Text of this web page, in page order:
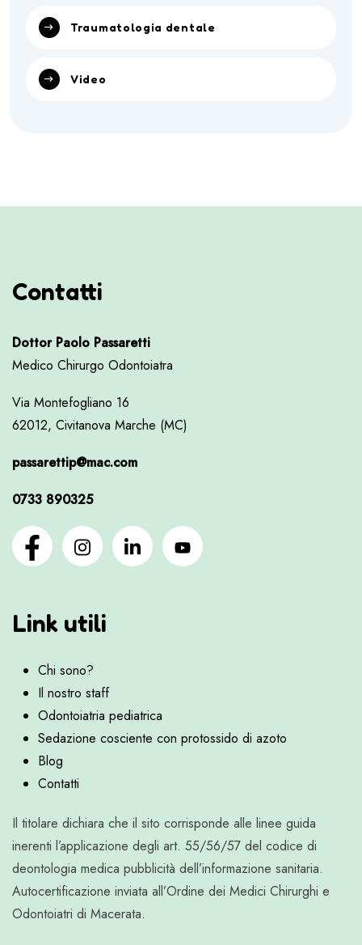
Traumatologia dentale
Video
Contatti
Dottor Paolo Passaretti
Medico Chirurgo Odontoiatra
Via Montefogliano 16
62012, Civitanova Marche (MC)
passarettip@mac.com
0733 890325
Link utili
Chi sono?
Il nostro staff
Odontoiatria pediatrica
Sedazione cosciente con protossido di azoto
Blog
Contatti
Il titolare dichiara che il sito corrisponde alle linee guida
inerenti l’applicazione degli art. 55/56/57 del codice di
deontologia medica pubblicità dell’informazione sanitaria.
Autocertificazione inviata all’Ordine dei Medici Chirurghi e
Odontoiatri di Macerata.